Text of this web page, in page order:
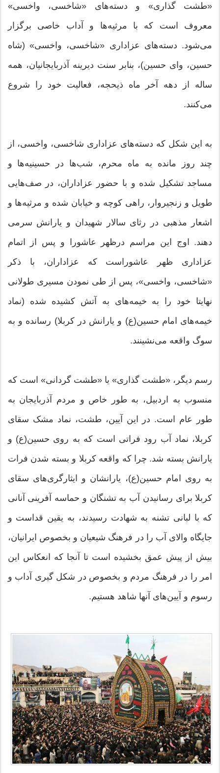
«طشت گذاری» و دسته‌های «شاخسی، واخسی»
معروف است که با مرثیه‌ها و آداب خاصی برگزار
می‌شود. دسته‌های عزاداری «شاخسی، واخسی» (شاه
حسین، وای حسین)، بنابر سنت دیرینه آذربایجانیان، همه
ساله از دهه آخر ماه ذیحجه، فعالیت خود را شروع
می‌کنند.
به این شکل که دسته‌های عزاداری شاخسی، واخسی، از
چند روز مانده به ماه محرم، شب‌ها در حسینیه‌ها و
مساجد تشکیل شده و با حضور عزاداران، در صف‌هایی
طویل و زنجیروار، راهی کوچه و خیابان شده و مرثیه‌ها و
اشعار مذهبی در رثای سالار شهیدان و یارانش سرمی
دهند. اوج این مراسم درظهر عاشورا و پس از اتمام
عزاداری ظهر عاشوراست که عزاداران، با ذکر
«شاخسی، واخسی»، پس از طی نمودن مسیری طولانی
نهایتا خود را به خیمه‌های به آتش کشیده شده (نماد
خیمه‌های امام حسین(ع) و یارانش در کربلا) رسانده و به
سوگ واقعه می‌نشینند.
رسم دیگر، «طشت گذاری» یا «طشت گردانی» است که
منسوب به اردبیل، به طور خاص و مردم آذربایجان به
طور عام است. در این آیین، طشت، نماد مشک سقای
کربلا، نماد آب رود فراتی است که به روی حسین(ع) و
یارانش بسته شد. چرا که واقعه کربلا و بسته شدن فرات
به روی امام حسین(ع)، یارانشان و ایثارگری‌های سقای
کربلا برای رسانیدن آب به تشنگان و حماسه آفرینی آنانی
که با لبانی تشنه به شهادت رسیدند، به یقین قداست و
جایگاه والای آب را در فرهنگ شیعیان و بخصوص ایرانیان،
بیش از پیش عمق بخشیده است تا آنجا که انعکاس این
امر را در فرهنگ مردم و بخصوص در شکل گیری آداب و
رسوم و آیین‌های آنها شاهد هستیم.